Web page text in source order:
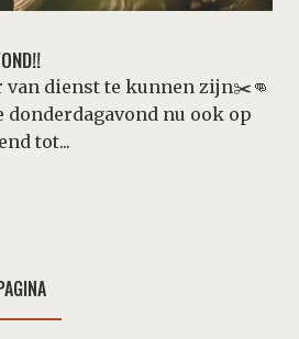
van dienst te kunnen zijn✂️👊
donderdagavond nu ook op
tot...